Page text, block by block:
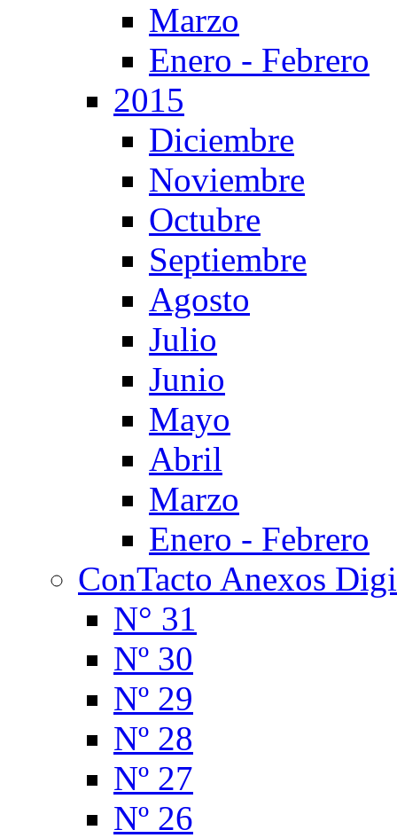
Marzo
Enero - Febrero
2015
Diciembre
Noviembre
Octubre
Septiembre
Agosto
Julio
Junio
Mayo
Abril
Marzo
Enero - Febrero
ConTacto Anexos
N° 31
Nº 30
Nº 29
Nº 28
Nº 27
Nº 26